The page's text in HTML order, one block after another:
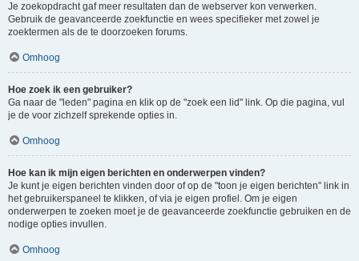
Je zoekopdracht gaf meer resultaten dan de webserver kon verwerken.
Gebruik de geavanceerde zoekfunctie en wees specifieker met zowel je
zoektermen als de te doorzoeken forums.
Omhoog
Hoe zoek ik een gebruiker?
Ga naar de "leden" pagina en klik op de "zoek een lid" link. Op die pagina, vul
je de voor zichzelf sprekende opties in.
Omhoog
Hoe kan ik mijn eigen berichten en onderwerpen vinden?
Je kunt je eigen berichten vinden door of op de "toon je eigen berichten" link in
het gebruikerspaneel te klikken, of via je eigen profiel. Om je eigen
onderwerpen te zoeken moet je de geavanceerde zoekfunctie gebruiken en de
nodige opties invullen.
Omhoog